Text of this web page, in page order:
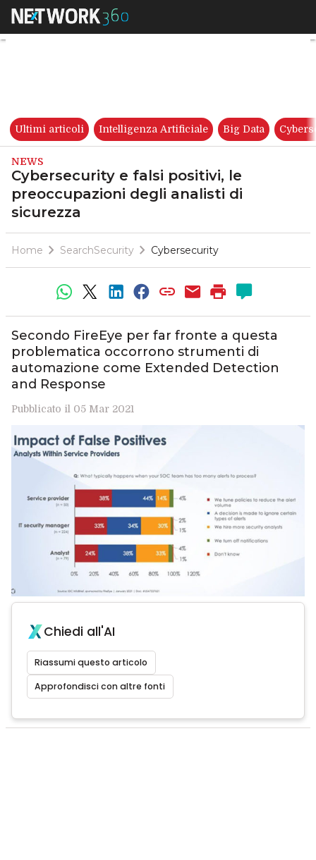
Cybersecurity e falsi positivi,
Ultimi articoli Intelligenza Artificiale Big Data
NEWS
Cybersecurity e falsi positivi, le
preoccupazioni degli analisti di
sicurezza
Home SearchSecurity Cybersecurity
Secondo FireEye per far fronte a questa
problematica occorrono strumenti di
automazione come Extended Detection
and Response
Pubblicato il 05 Mar 2021
Chiedi all'AI
Riassumi questo articolo
Approfondisci con altre fonti